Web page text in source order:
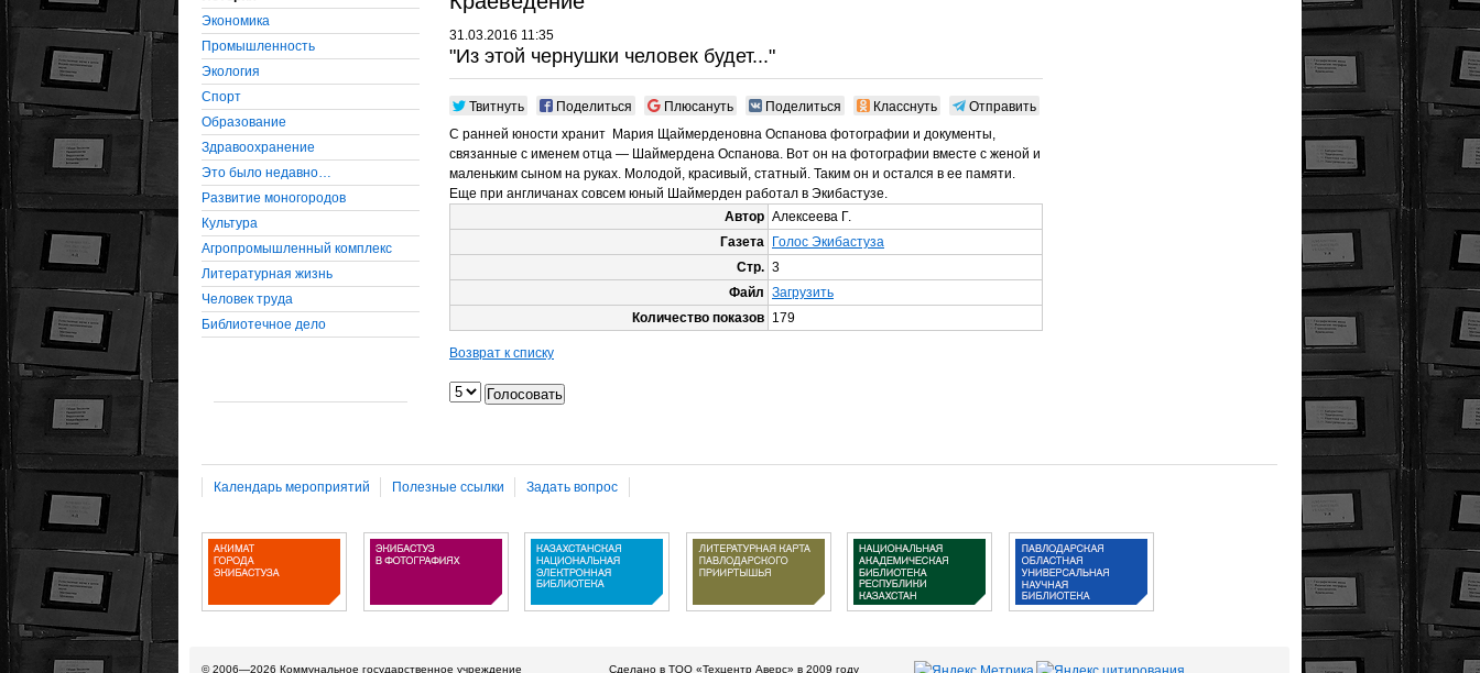
Экономика
Промышленность
Экология
Cпорт
Образование
Здравоохранение
Это было недавно…
Развитие моногородов
Культура
Агропромышленный комплекс
Литературная жизнь
Человек труда
Библиотечное дело
31.03.2016 11:35
"Из этой чернушки человек будет..."
Твитнуть Поделиться Плюсануть Поделиться Класснуть Отправить
С ранней юности хранит Мария Щаймерденовна Оспанова фотографии и документы,
связанные с именем отца — Шаймердена Оспанова. Вот он на фотографии вместе с женой и
маленьким сыном на руках. Молодой, красивый, статный. Таким он и остался в ее памяти.
Еще при англичанах совсем юный Шаймерден работал в Экибастузе.
Автор Алексеева Г.
Газета
Голос Экибастуза
Стр. 3
Файл Загрузить
Количество показов 179
Возврат к списку
Календарь мероприятий Полезные ссылки Задать вопрос
© 2006—2026 Коммунальное государственное учреждение Сделано в ТОО «Техцентр Аверс» в 2009 году